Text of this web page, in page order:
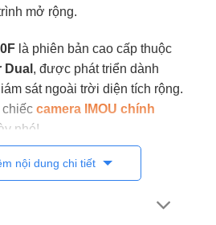
mở rộng.
là phiên bản cao cấp thuộc
Dual , được phát triển dành
sát ngoài trời diện tích rộng.
chiếc camera IMOU chính
nhé!
PS70F thiết kế chống
Dual PoE (PS70F)
được
nội dung chi tiết